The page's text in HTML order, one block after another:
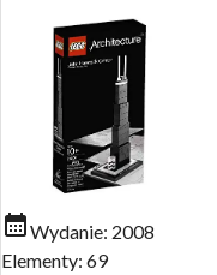
Wydanie: 2008
Elementy: 69